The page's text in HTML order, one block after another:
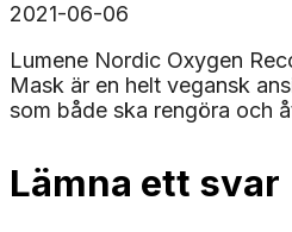
2021-06-06
Lumene Nordic Oxygen
Mask är en helt vegansk
som både ska rengöra och
Lämna ett svar